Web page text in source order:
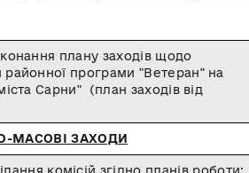
плану заходів щодо
районної програми "Ветеран" на
Сарни" (план заходів від
МАСОВІ ЗАХОДИ
комісій згідно планів роботи: